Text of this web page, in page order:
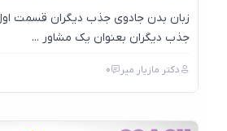
زبان بدن جادوی جذب دیگران قسمت اول
جذب دیگران بعنوان یک مشاور ...
دکتر مازیار میر 0